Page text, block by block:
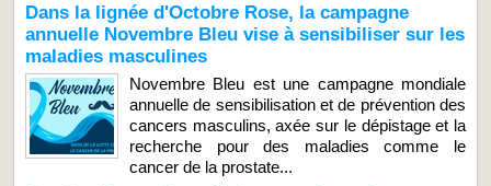
Dans la lignée d'Octobre Rose, la campagne
annuelle Novembre Bleu vise à sensibiliser sur les
maladies masculines
Novembre Bleu est une campagne mondiale
annuelle de sensibilisation et de prévention des
cancers masculins, axée sur le dépistage et la
recherche pour des maladies comme le
cancer de la prostate...